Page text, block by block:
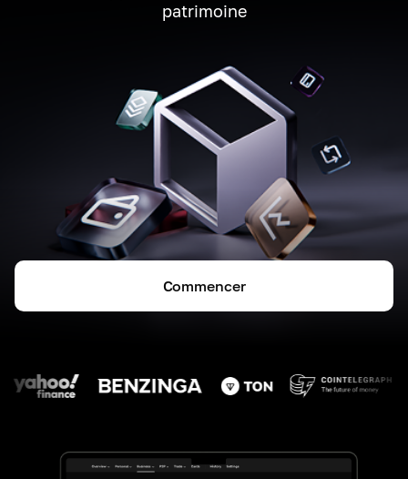
patrimoine
Commencer